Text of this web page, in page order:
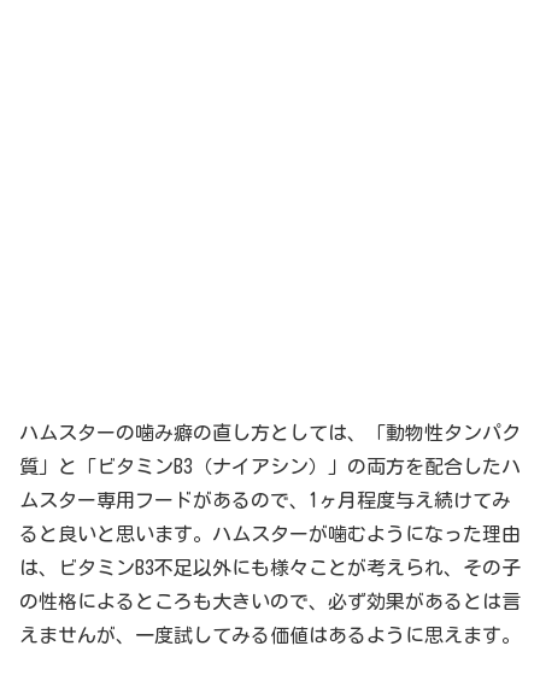
ハムスターの噛み癖の直し方としては、「動物性タンパク
質」と「ビタミンB3（ナイアシン）」の両方を配合したハ
ムスター専用フードがあるので、1ヶ月程度与え続けてみ
ると良いと思います。ハムスターが噛むようになった理由
は、ビタミンB3不足以外にも様々ことが考えられ、その子
の性格によるところも大きいので、必ず効果があるとは言
えませんが、一度試してみる価値はあるように思えます。